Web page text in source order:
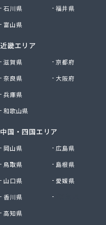
石川県
福井県
富山県
近畿エリア
滋賀県
京都府
奈良県
大阪府
兵庫県
和歌山県
中国・四国エリア
岡山県
広島県
鳥取県
島根県
山口県
愛媛県
香川県
高知県